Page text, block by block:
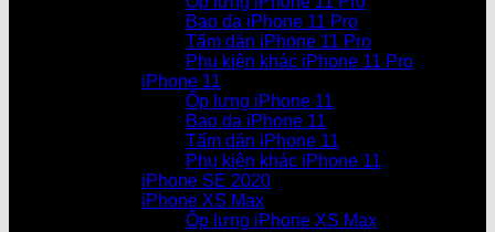
Bao da iPhone 11 Pro
Tấm dán iPhone 11 Pro
Phụ kiện khác iPhone 11 Pro
iPhone 11
Ốp lưng iPhone 11
Bao da iPhone 11
Tấm dán iPhone 11
Phụ kiện khác iPhone 11
iPhone SE 2020
iPhone XS Max
Ốp lưng iPhone XS Max